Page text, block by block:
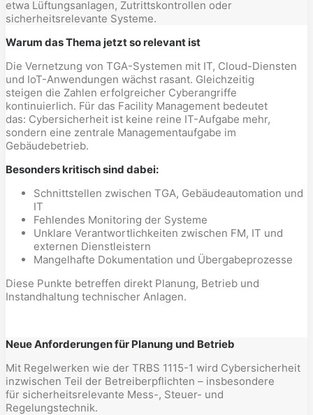
etwa Lüftungsanlagen, Zutrittskontrollen oder
sicherheitsrelevante Systeme.
Warum das Thema jetzt so relevant ist
Die Vernetzung von TGA-Systemen mit IT, Cloud-Diensten
und IoT-Anwendungen wächst rasant. Gleichzeitig
steigen die Zahlen erfolgreicher Cyberangriffe
kontinuierlich. Für das Facility Management bedeutet
das: Cybersicherheit ist keine reine IT-Aufgabe mehr,
sondern eine zentrale Managementaufgabe im
Gebäudebetrieb.
Besonders kritisch sind dabei:
Schnittstellen zwischen TGA, Gebäudeautomation und
IT
Fehlendes Monitoring der Systeme
Unklare Verantwortlichkeiten zwischen FM, IT und
externen Dienstleistern
Mangelhafte Dokumentation und Übergabeprozesse
Diese Punkte betreffen direkt Planung, Betrieb und
Instandhaltung technischer Anlagen.
Neue Anforderungen für Planung und Betrieb
Mit Regelwerken wie der TRBS 1115-1 wird Cybersicherheit
inzwischen Teil der Betreiberpflichten – insbesondere
für sicherheitsrelevante Mess-, Steuer- und
Regelungstechnik.